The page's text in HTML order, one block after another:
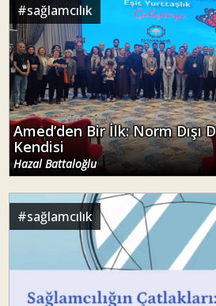
#sağlamcılık
Amed’den Bir İlk: Norm Dışı
Kendisi
Hazal Battaloğlu
#sağlamcılık